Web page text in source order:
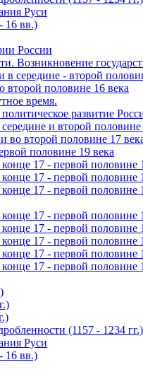
Руси
16 вв.)
России
Возникновение
в середине - второй
половине 16 века
время.
развитие
и второй половине
во второй половине 17
половине 19 века
17 - первой половине
17 - первой половине
17 - первой половине
17 - первой половине
17 - первой половине
17 - первой половине
17 - первой половине
17 - первой половине
(1157 - 1234 гг.)
Руси
16 вв.)